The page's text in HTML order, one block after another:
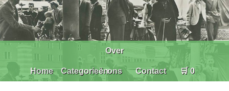
Home Categorieën
Over
ons Contact 🛒 0